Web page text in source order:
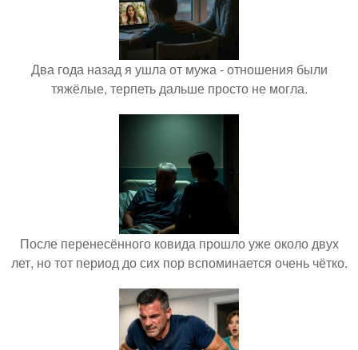
Два года назад я ушла от мужа - отношения были
тяжёлые, терпеть дальше просто не могла.
После перенесённого ковида прошло уже около двух
лет, но тот период до сих пор вспоминается очень чётко.